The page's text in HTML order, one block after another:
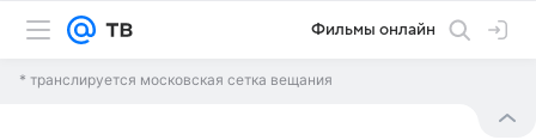
Фильмы онлайн
* транслируется московская сетка вещания